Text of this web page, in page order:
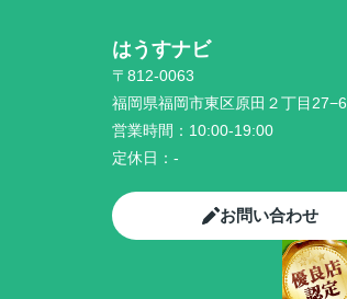
はうすナビ
〒812-0063
福岡県福岡市東区原田２丁目27−6
営業時間： 10:00-19:00
定休日： -
お問い合わせ